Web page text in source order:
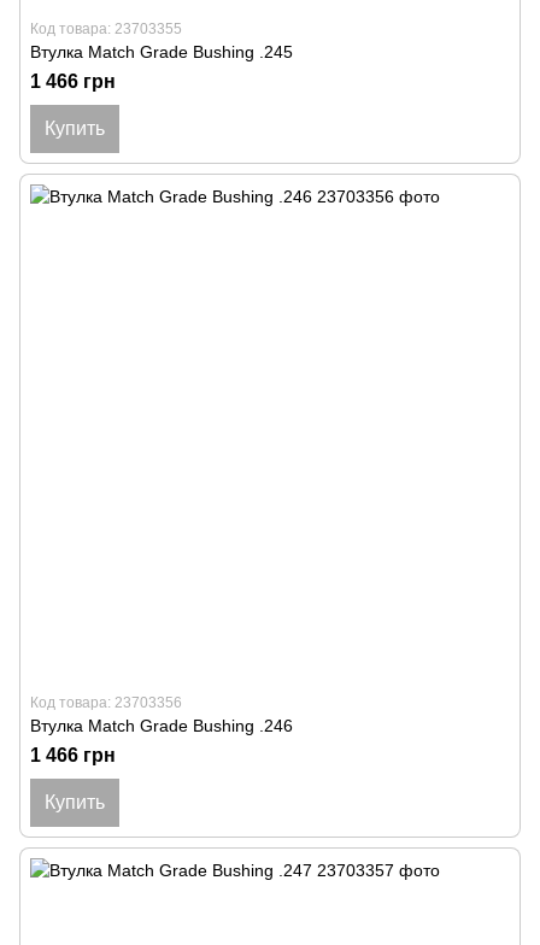
Код товара: 23703355
Втулка Match Grade Bushing .245
1 466 грн
Купить
Код товара: 23703356
Втулка Match Grade Bushing .246
1 466 грн
Купить